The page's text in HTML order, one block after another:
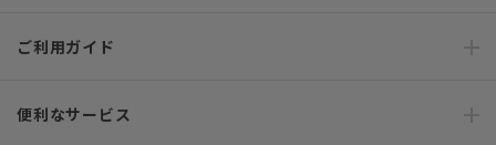
ご利用ガイド
便利なサービス